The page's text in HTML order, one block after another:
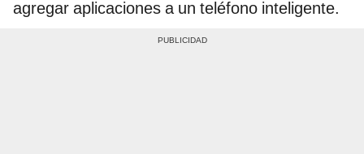
agregar aplicaciones a un teléfono inteligente.